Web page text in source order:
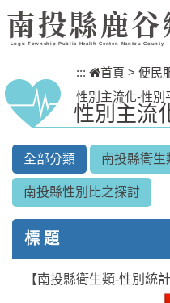
跳到主要內容區塊
南投縣鹿
Lugu Township Public Health Center, Nantou County
::: 首頁 > 便民
性別主流化-性別
性別主流
全部分類 南投縣衛生
南投縣性別比之探討
標 題
【南投縣衛生類-性別統